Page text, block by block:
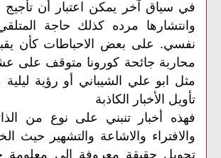
في سیاق آخر یمكن اعتبار أن تأجیج
وانتشارھا مرده كذلك حاجة
نفسي. على بعض الاحباطات كأن
محاربة جائحة كورونا متوقف على
مثل ابو علي الشیباني أو رؤیة
تأویل الأخبار الكاذبة
فھذه أخبار تنبني على نوع من
والافتراء والاشاعة والتشھیر حیث
تحویل حقیقة معروفة إلى معلومة